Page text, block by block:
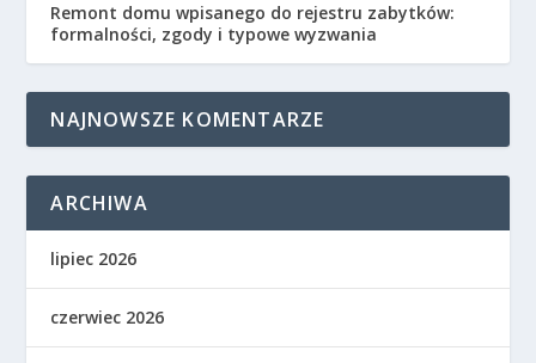
Remont domu wpisanego do rejestru zabytków:
formalności, zgody i typowe wyzwania
NAJNOWSZE KOMENTARZE
ARCHIWA
lipiec 2026
czerwiec 2026